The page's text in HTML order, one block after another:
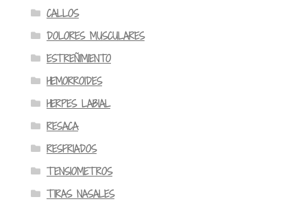
CALLOS
DOLORES MUSCULARES
ESTREÑIMIENTO
HEMORROIDES
HERPES LABIAL
RESACA
RESFRIADOS
TENSIOMETROS
TIRAS NASALES